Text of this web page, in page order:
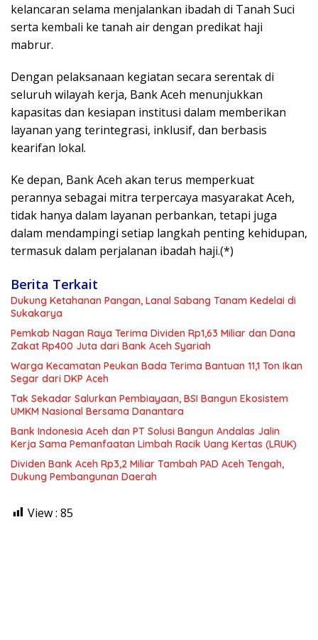
kelancaran selama menjalankan ibadah di Tanah Suci
serta kembali ke tanah air dengan predikat haji
mabrur.
Dengan pelaksanaan kegiatan secara serentak di
seluruh wilayah kerja, Bank Aceh menunjukkan
kapasitas dan kesiapan institusi dalam memberikan
layanan yang terintegrasi, inklusif, dan berbasis
kearifan lokal.
Ke depan, Bank Aceh akan terus memperkuat
perannya sebagai mitra terpercaya masyarakat Aceh,
tidak hanya dalam layanan perbankan, tetapi juga
dalam mendampingi setiap langkah penting kehidupan,
termasuk dalam perjalanan ibadah haji.(*)
Berita Terkait
Dukung Ketahanan Pangan, Lanal Sabang Tanam Kedelai di
Sukakarya
Pemkab Nagan Raya Terima Dividen Rp1,63 Miliar dan Dana
Zakat Rp400 Juta dari Bank Aceh Syariah
Warga Kecamatan Peukan Bada Terima Bantuan 11,1 Ton Ikan
Segar dari DKP Aceh
Tak Sekadar Salurkan Pembiayaan, BSI Bangun Ekosistem
UMKM Nasional Bersama Danantara
Bank Indonesia Aceh dan PT Solusi Bangun Andalas Jalin
Kerja Sama Pemanfaatan Limbah Racik Uang Kertas (LRUK)
Dividen Bank Aceh Rp3,2 Miliar Tambah PAD Aceh Tengah,
Dukung Pembangunan Daerah
View : 85